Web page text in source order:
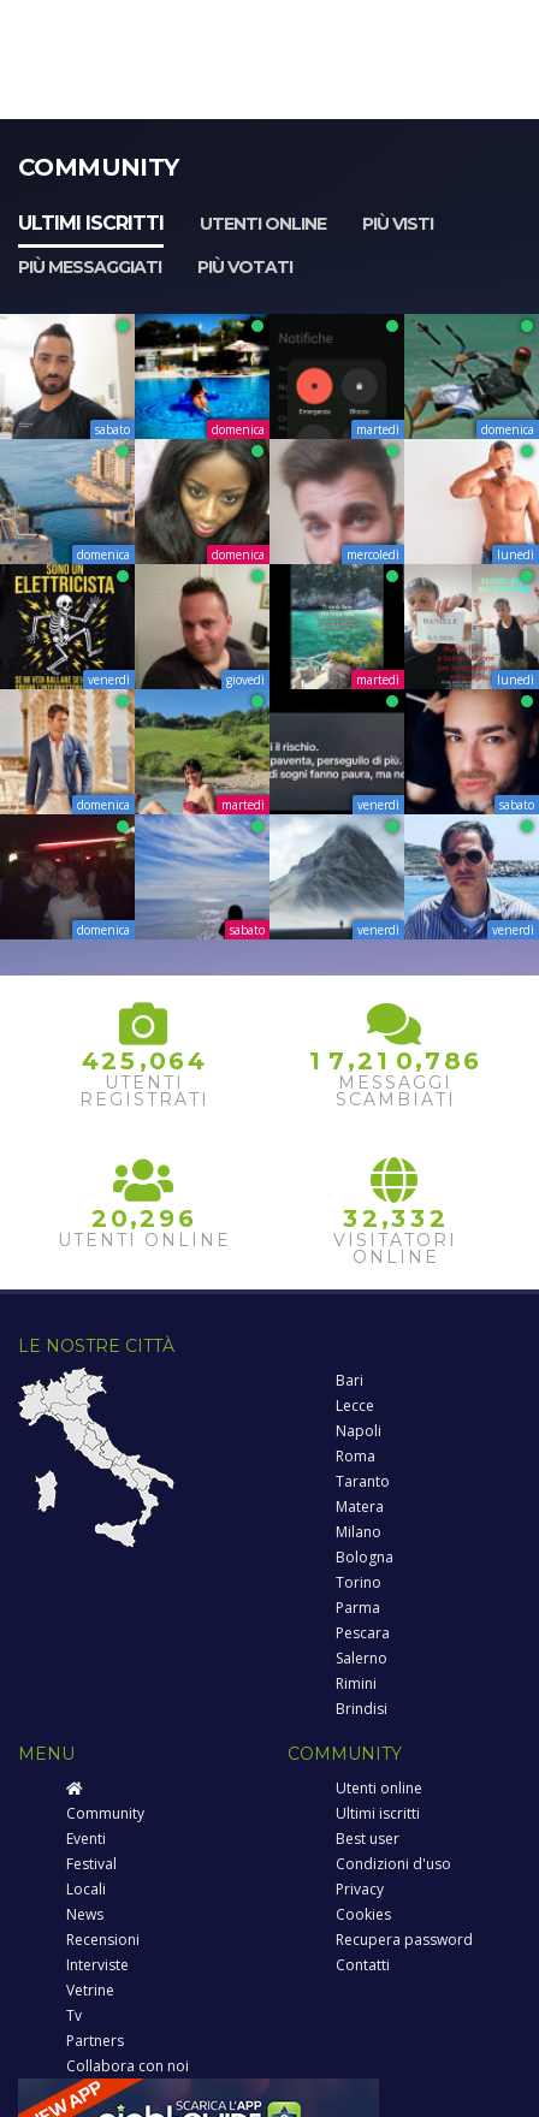
COMMUNITY
ULTIMI ISCRITTI UTENTI ONLINE
PIÙ VISTI
PIÙ MESSAGGIATI
PIÙ VOTATI
sabato domenica martedì domenica
domenica domenica mercoledì lunedì
venerdì giovedì martedì lunedì
domenica martedì venerdì sabato
domenica sabato venerdì venerdì
425 ,064
UTENTI
REGISTRATI
1 7 ,2 1 0,7 86
MESSAGGI
SCAMBIATI
2 0,2 96
UTENTI ONLINE
32 ,332
VISITATORI
ONLINE
LE NOSTRE CITTÀ
Bari
Lecce
Napoli
Roma
Taranto
Matera
Milano
Bologna
Torino
Parma
Pescara
Salerno
Rimini
Brindisi
MENU
Community
Eventi
Festival
Locali
News
Recensioni
Interviste
Vetrine
Tv
Partners
Collabora con noi
COMMUNITY
Utenti online
Ultimi iscritti
Best user
Condizioni d'uso
Privacy
Cookies
Recupera password
Contatti